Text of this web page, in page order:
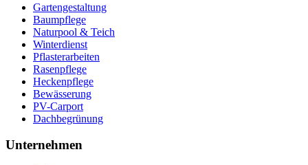
Gartengestaltung
Baumpflege
Naturpool & Teich
Winterdienst
Pflasterarbeiten
Rasenpflege
Heckenpflege
Bewässerung
PV-Carport
Dachbegrünung
Unternehmen